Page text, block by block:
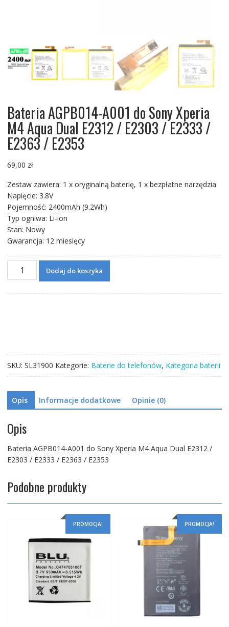
Bateria AGPB014-A001 do Sony Xperia
M4 Aqua Dual E2312 / E2303 / E2333 /
E2363 / E2353
69,00 zł
Zestaw zawiera: 1 x oryginalną baterię, 1 x bezpłatne narzędzia
Napięcie: 3.8V
Pojemność: 2400mAh (9.2Wh)
Typ ogniwa: Li-ion
Stan: Nowy
Gwarancja: 12 miesięcy
ilość
Bateria
Aqua
Dual
E2312
/
E2303
/
E2333
/
E2363
/
Dodaj do koszyka
SKU: SL31900 Kategorie: Baterie do telefonów, Kategoria baterii
Opis Informacje dodatkowe Opinie (0)
Opis
Bateria AGPB014-A001 do Sony Xperia M4 Aqua Dual E2312 /
E2303 / E2333 / E2363 / E2353
Podobne produkty
PROMOCJA! PROMOCJA!